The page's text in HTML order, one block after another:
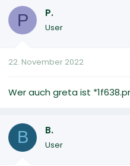
P P.
User
22. November 2022
Wer auch greta ist
B B.
User